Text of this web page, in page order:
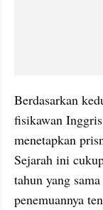
Berdasarkan
fisikawan Inggris
menetapkan
Sejarah ini
tahun yang
penemuannya